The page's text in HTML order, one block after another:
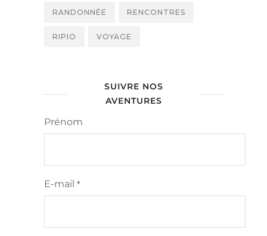
RANDONNÉE RENCONTRES
RIPIO VOYAGE
SUIVRE NOS
AVENTURES
Prénom
E-mail *